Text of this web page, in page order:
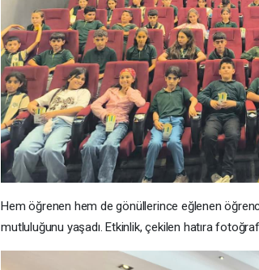
Hem öğrenen hem de gönüllerince eğlenen
mutluluğunu yaşadı. Etkinlik, çekilen hatıra